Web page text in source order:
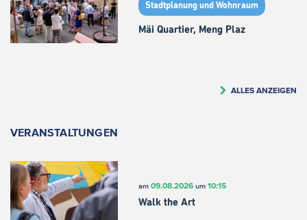
Stadtplanung und Wohnraum
Mäi Quartier, Meng Plaz
ALLES ANZEIGEN
VERANSTALTUNGEN
am 09.08.2026um 10:15
Walk the Art